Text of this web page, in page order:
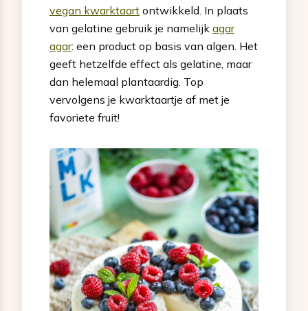
vegan kwarktaart ontwikkeld. In plaats
van gelatine gebruik je namelijk agar
agar: een product op basis van algen. Het
geeft hetzelfde effect als gelatine, maar
dan helemaal plantaardig. Top
vervolgens je kwarktaartje af met je
favoriete fruit!